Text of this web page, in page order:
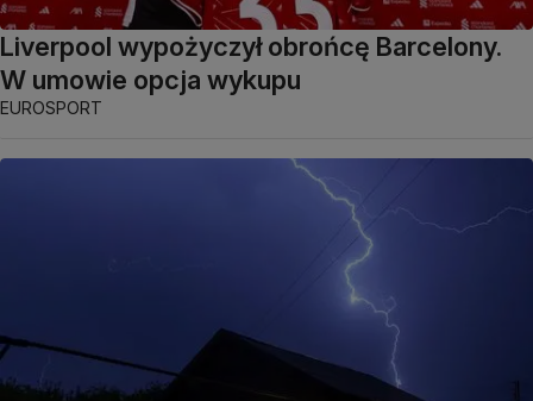
Liverpool wypożyczył obrońcę Barcelony.
W umowie opcja wykupu
EUROSPORT